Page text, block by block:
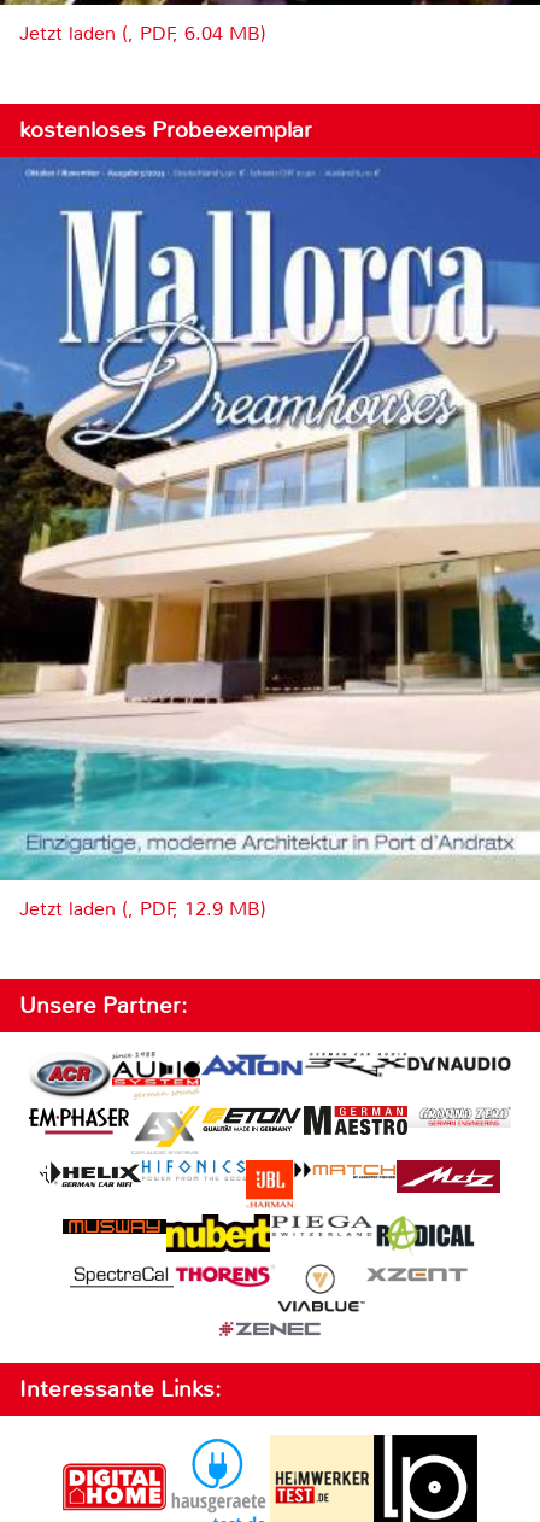
Jetzt laden (, PDF, 6.04 MB)
kostenloses Probeexemplar
Jetzt laden (, PDF, 12.9 MB)
Unsere Partner:
Interessante Links: